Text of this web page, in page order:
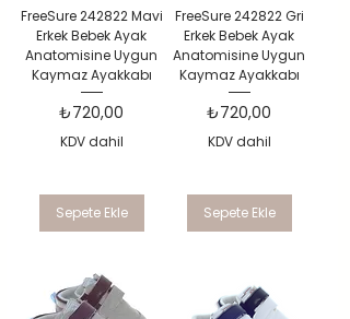
FreeSure 242822 Mavi
Erkek Bebek Ayak
Anatomisine Uygun
Kaymaz Ayakkabı
Fiyat
₺720,00
KDV dahil
Sepete Ekle
FreeSure 242822 Gri
Erkek Bebek Ayak
Anatomisine Uygun
Kaymaz Ayakkabı
Fiyat
₺720,00
KDV dahil
Sepete Ekle